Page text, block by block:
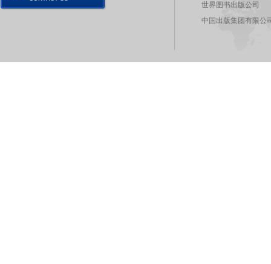
世界图书出版公司
中国出版集团有限公